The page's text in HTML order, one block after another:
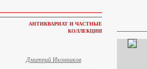
АНТИКВАРИАТ И ЧАСТНЫЕ
КОЛЛЕКЦИИ
Дмитрий Иконников